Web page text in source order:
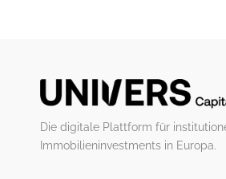
Die digitale Plattform für
Immobilieninvestments in Europa.